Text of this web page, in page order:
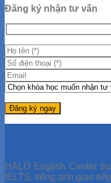
Học
Đăng ký nhận tư vấn
HALO English Center
IELTS, tiếng anh giao